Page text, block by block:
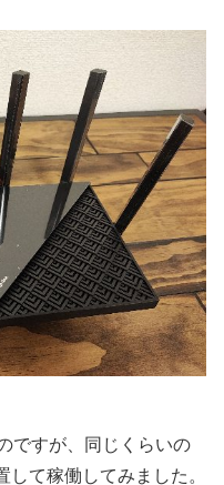
ですが、同じくらいの
て稼働してみました。